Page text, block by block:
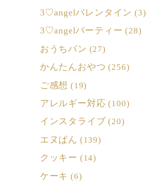
3♡angelバレンタイン (3)
3♡angelパーティー (28)
おうちパン (27)
かんたんおやつ (256)
ご感想 (19)
アレルギー対応 (100)
インスタライブ (20)
エヌぱん (139)
クッキー (14)
ケーキ (6)